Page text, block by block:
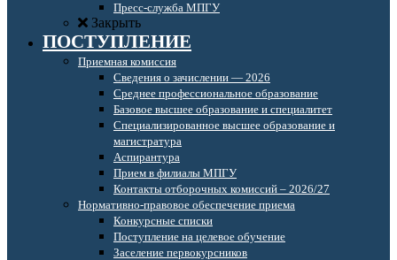
Пресс-служба МПГУ
Закрыть
ПОСТУПЛЕНИЕ
Приемная комиссия
Сведения о зачислении — 2026
Среднее профессиональное образование
Базовое высшее образование и специалитет
Специализированное высшее образование и
магистратура
Аспирантура
Прием в филиалы МПГУ
Контакты отборочных комиссий – 2026/27
Нормативно-правовое обеспечение приема
Конкурсные списки
Поступление на целевое обучение
Заселение первокурсников